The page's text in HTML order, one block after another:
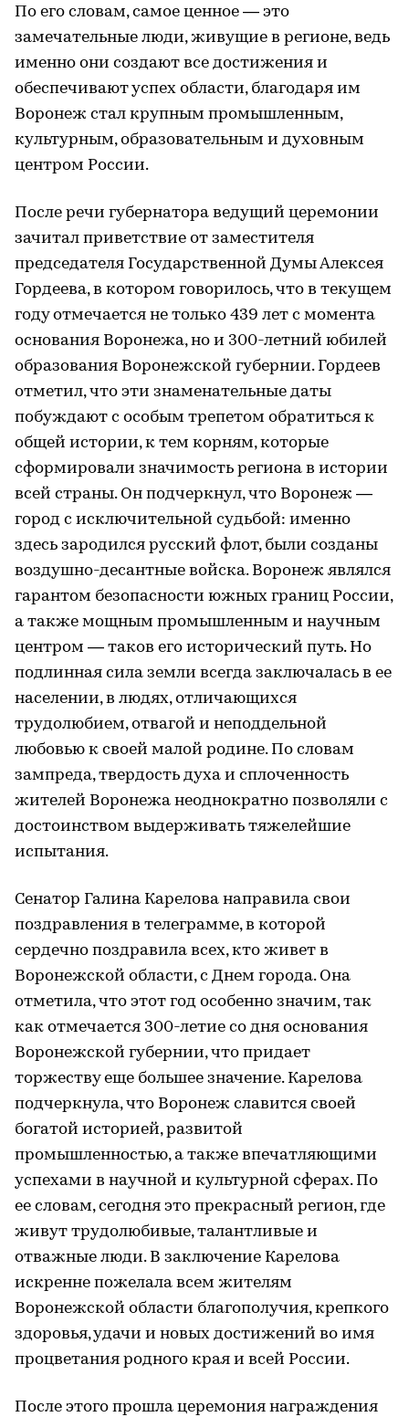
По его словам, самое ценное — это
замечательные люди, живущие в регионе, ведь
именно они создают все достижения и
обеспечивают успех области, благодаря им
Воронеж стал крупным промышленным,
культурным, образовательным и духовным
центром России.
После речи губернатора ведущий церемонии
зачитал приветствие от заместителя
председателя Государственной Думы Алексея
Гордеева, в котором говорилось, что в текущем
году отмечается не только 439 лет с момента
основания Воронежа, но и 300-летний юбилей
образования Воронежской губернии. Гордеев
отметил, что эти знаменательные даты
побуждают с особым трепетом обратиться к
общей истории, к тем корням, которые
сформировали значимость региона в истории
всей страны. Он подчеркнул, что Воронеж —
город с исключительной судьбой: именно
здесь зародился русский флот, были созданы
воздушно-десантные войска. Воронеж являлся
гарантом безопасности южных границ России,
а также мощным промышленным и научным
центром — таков его исторический путь. Но
подлинная сила земли всегда заключалась в ее
населении, в людях, отличающихся
трудолюбием, отвагой и неподдельной
любовью к своей малой родине. По словам
зампреда, твердость духа и сплоченность
жителей Воронежа неоднократно позволяли с
достоинством выдерживать тяжелейшие
испытания.
Сенатор Галина Карелова направила свои
поздравления в телеграмме, в которой
сердечно поздравила всех, кто живет в
Воронежской области, с Днем города. Она
отметила, что этот год особенно значим, так
как отмечается 300-летие со дня основания
Воронежской губернии, что придает
торжеству еще большее значение. Карелова
подчеркнула, что Воронеж славится своей
богатой историей, развитой
промышленностью, а также впечатляющими
успехами в научной и культурной сферах. По
ее словам, сегодня это прекрасный регион, где
живут трудолюбивые, талантливые и
отважные люди. В заключение Карелова
искренне пожелала всем жителям
Воронежской области благополучия, крепкого
здоровья, удачи и новых достижений во имя
процветания родного края и всей России.
После этого прошла церемония награждения